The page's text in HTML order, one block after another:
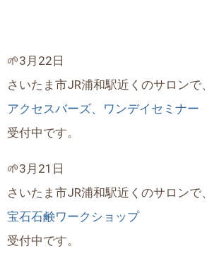
🌱3月22日
さいたま市JR浦和駅近くのサロンで、
アクセスバーズ、ワンデイセミナー
受付中です。
🌱3月21日
さいたま市JR浦和駅近くのサロンで、
宝石石鹸ワークショップ
受付中です。